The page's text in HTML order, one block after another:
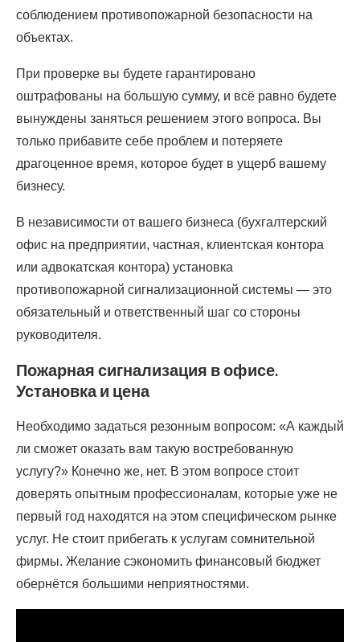
соблюдением противопожарной безопасности на
объектах.
При проверке вы будете гарантировано
оштрафованы на большую сумму, и всё равно будете
вынуждены заняться решением этого вопроса. Вы
только прибавите себе проблем и потеряете
драгоценное время, которое будет в ущерб вашему
бизнесу.
В независимости от вашего бизнеса (бухгалтерский
офис на предприятии, частная, клиентская контора
или адвокатская контора) установка
противопожарной сигнализационной системы — это
обязательный и ответственный шаг со стороны
руководителя.
Пожарная сигнализация в офисе.
Установка и цена
Необходимо задаться резонным вопросом: «А каждый
ли сможет оказать вам такую востребованную
услугу?» Конечно же, нет. В этом вопросе стоит
доверять опытным профессионалам, которые уже не
первый год находятся на этом специфическом рынке
услуг. Не стоит прибегать к услугам сомнительной
фирмы. Желание сэкономить финансовый бюджет
обернётся большими неприятностями.